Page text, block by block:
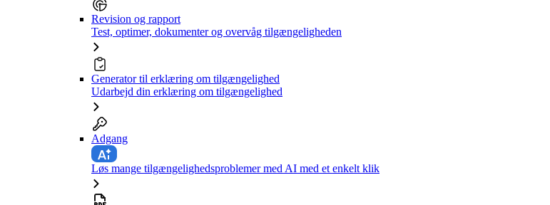
Revision og rapport
Test, optimer, dokumenter og overvåg tilgængeligheden
Generator til erklæring om tilgængelighed
Udarbejd din erklæring om tilgængelighed
Adgang
Løs mange tilgængelighedsproblemer med AI med et enkelt klik